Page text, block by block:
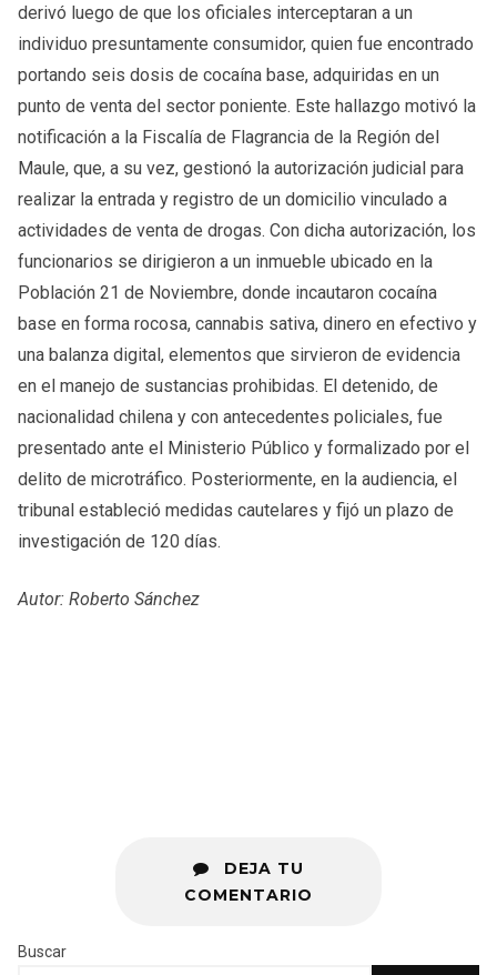
derivó luego de que los oficiales interceptaran a un
individuo presuntamente consumidor, quien fue encontrado
portando seis dosis de cocaína base, adquiridas en un
punto de venta del sector poniente. Este hallazgo motivó la
notificación a la Fiscalía de Flagrancia de la Región del
Maule, que, a su vez, gestionó la autorización judicial para
realizar la entrada y registro de un domicilio vinculado a
actividades de venta de drogas. Con dicha autorización, los
funcionarios se dirigieron a un inmueble ubicado en la
Población 21 de Noviembre, donde incautaron cocaína
base en forma rocosa, cannabis sativa, dinero en efectivo y
una balanza digital, elementos que sirvieron de evidencia
en el manejo de sustancias prohibidas. El detenido, de
nacionalidad chilena y con antecedentes policiales, fue
presentado ante el Ministerio Público y formalizado por el
delito de microtráfico. Posteriormente, en la audiencia, el
tribunal estableció medidas cautelares y fijó un plazo de
investigación de 120 días.
Autor: Roberto Sánchez
DEJA TU
COMENTARIO
Buscar